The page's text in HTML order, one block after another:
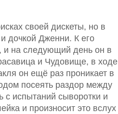
своей дискеты, но в
дочкой Дженни. К его
и на следующий день он в
и Чудовище, в ходе
он ещё раз проникает в
посеять раздор между
с испытаний сыворотки и
и произносит это вслух